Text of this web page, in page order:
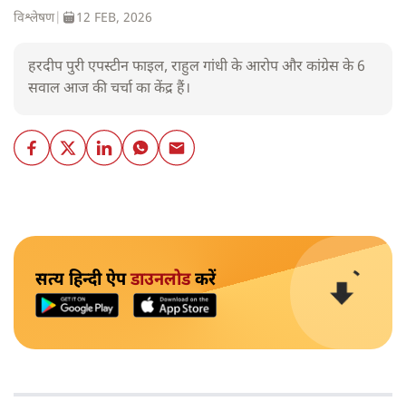
विश्लेषण| 12 FEB, 2026
हरदीप पुरी एपस्टीन फाइल, राहुल गांधी के आरोप और कांग्रेस के 6
सवाल आज की चर्चा का केंद्र हैं।
सत्य हिन्दी ऐपडाउनलोडकरें